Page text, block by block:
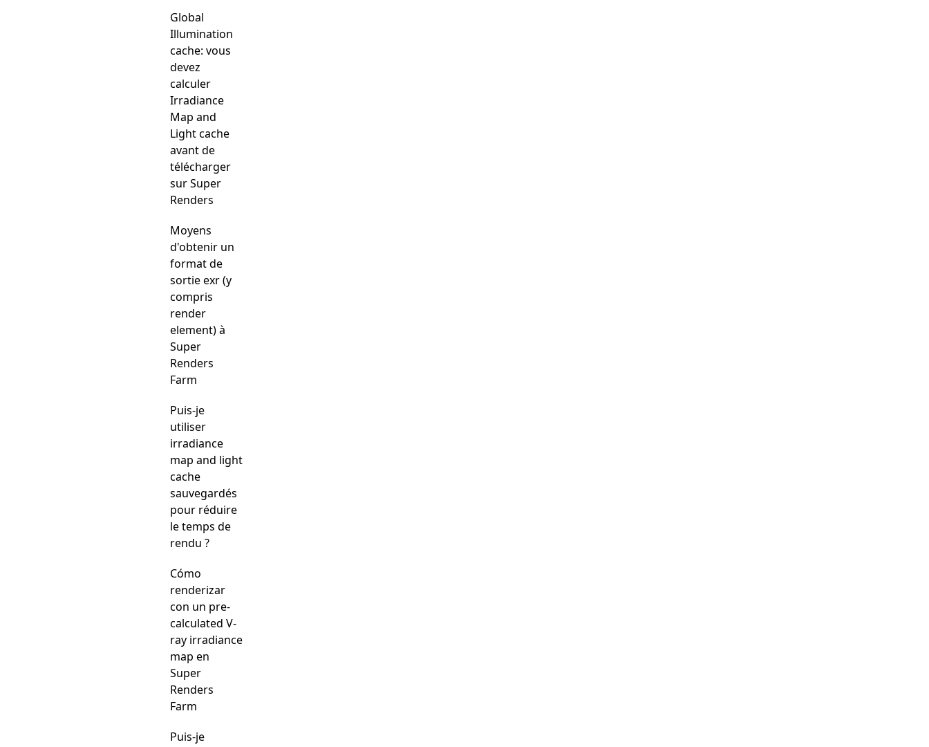
Global
Illumination
cache: vous
devez
calculer
Irradiance
Map and
Light cache
avant de
télécharger
sur Super
Renders
Moyens
d'obtenir un
format de
sortie exr (y
compris
render
element) à
Super
Renders
Farm
Puis-je
utiliser
irradiance
map and light
cache
sauvegardés
pour réduire
le temps de
rendu ?
Cómo
renderizar
con un pre-
calculated V-
ray irradiance
map en
Super
Renders
Farm
Puis-je